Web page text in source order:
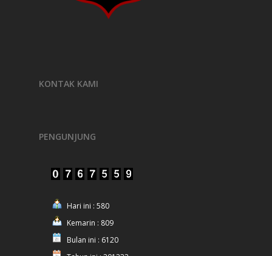
KONTAK KAMI
PENGUNJUNG
Hari ini : 580
Kemarin : 809
Bulan ini : 6120